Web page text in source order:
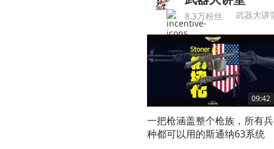
8.3万粉丝
09:42
一把枪涵盖整个枪族，所有兵
种都可以用的斯通纳63系统